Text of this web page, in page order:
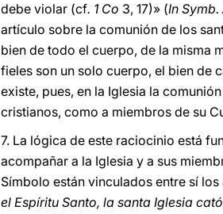
debe violar (cf. 1 Co 3, 17)» (In
artículo sobre la comunión de los
bien de todo el cuerpo, de la misma
fieles son un solo cuerpo, el bien de
existe, pues, en la Iglesia la
cristianos, como a miembros de su
7. La lógica de este raciocinio está
acompañar a la Iglesia y a sus
Símbolo están vinculados entre sí
el Espíritu Santo, la santa Iglesia